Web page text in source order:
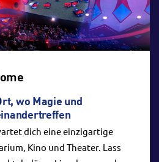
wo Magie und
dich eine einzigartige
Kino und Theater. Lass